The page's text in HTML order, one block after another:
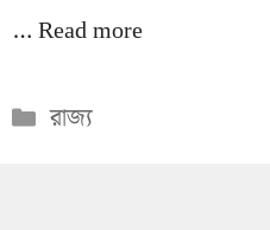
…Read more
Categories
রাজ্য